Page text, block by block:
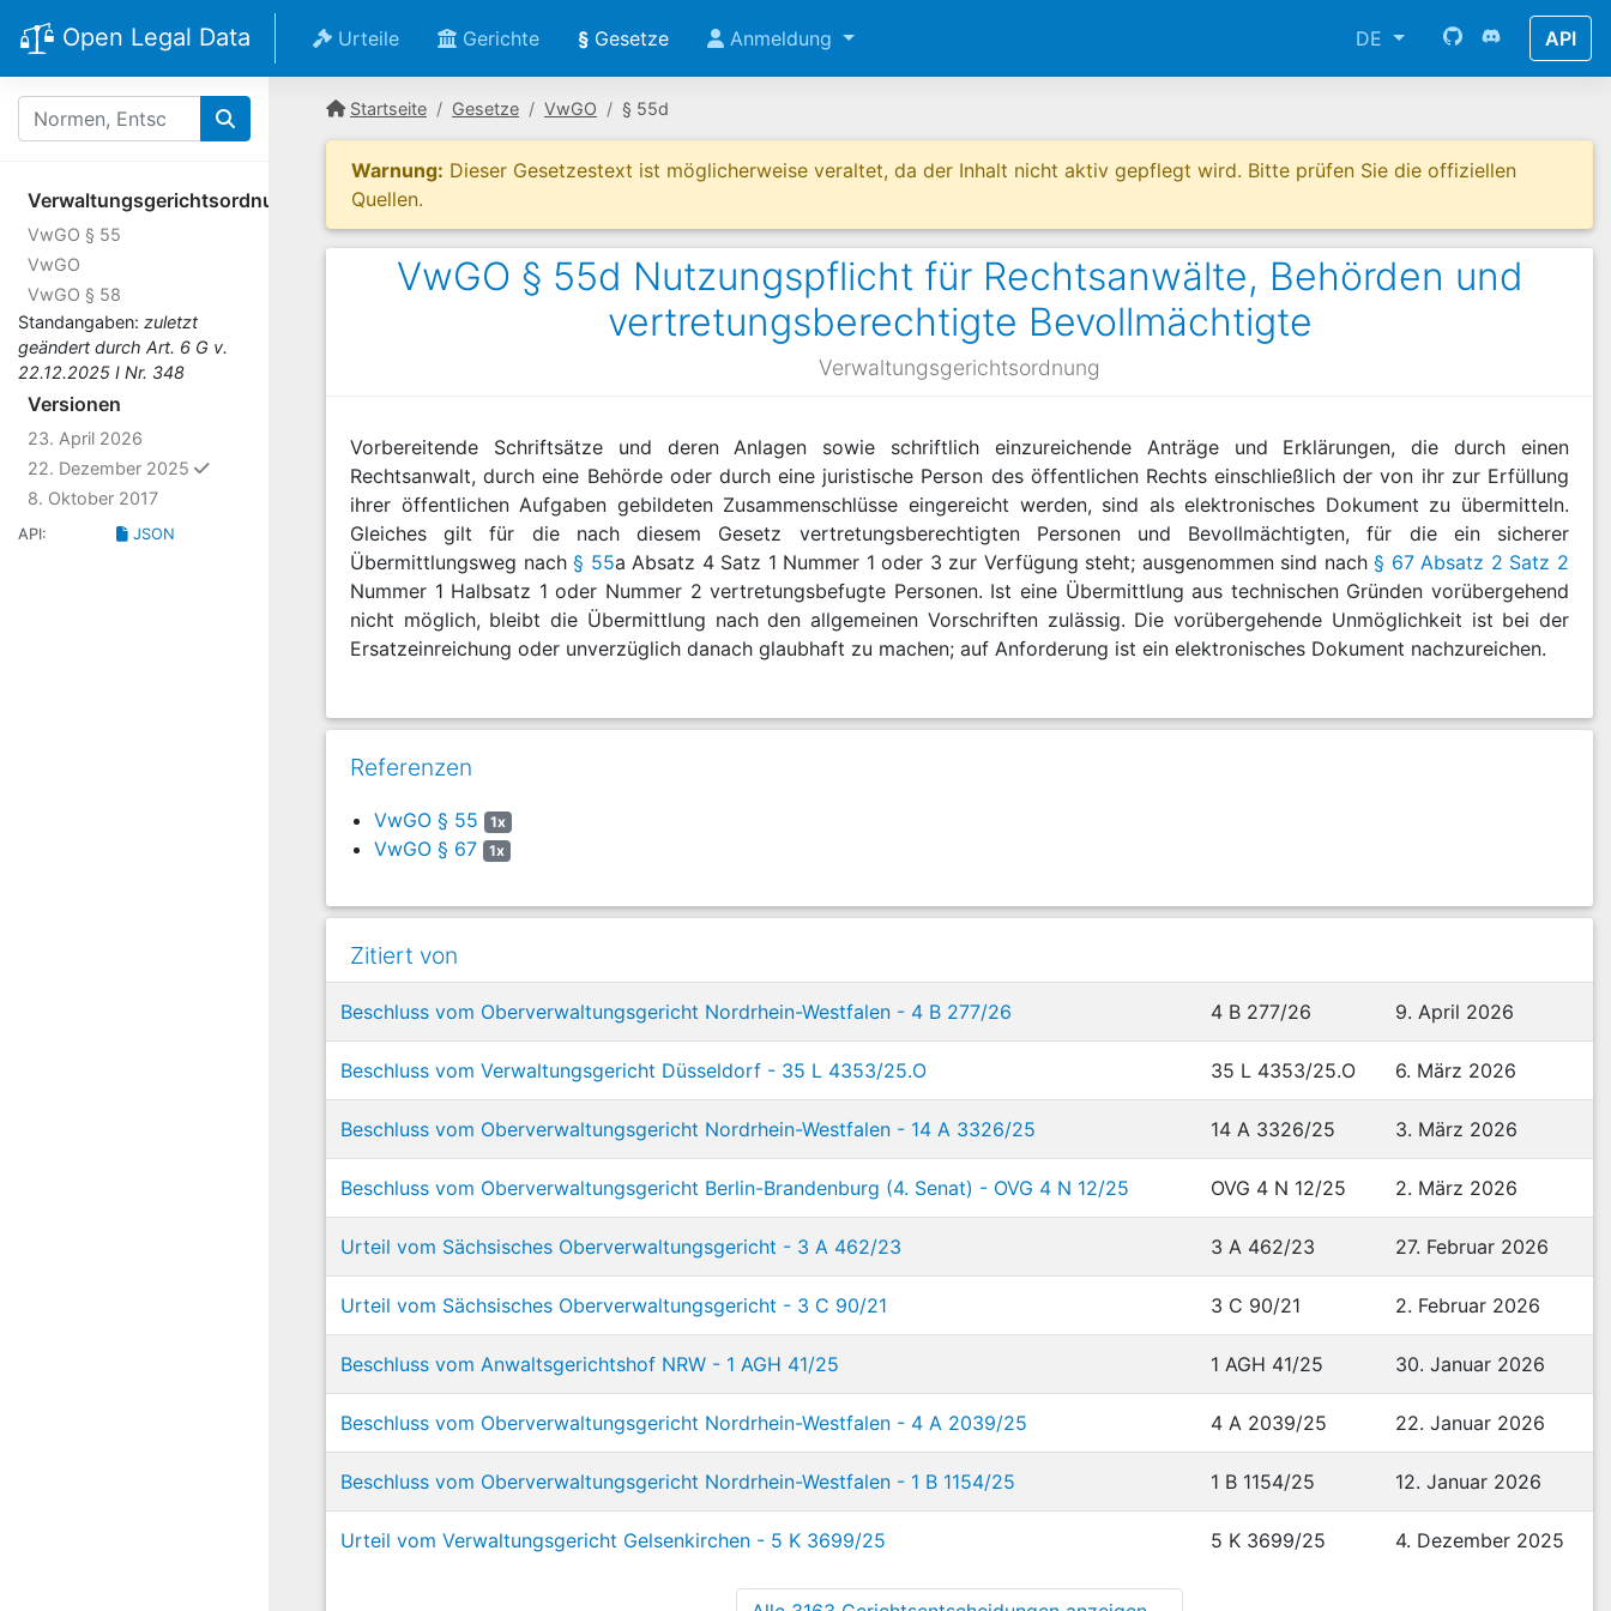
Open Legal Data Urteile Gerichte § Gesetze Anmeldung DE API
Verwaltungsgerichtsordnung
VwGO § 55
VwGO
VwGO § 58
Standangaben: zuletzt
geändert durch Art. 6 G v.
22.12.2025 I Nr. 348
Versionen
23. April 2026
22. Dezember 2025
ausgewählt
8. Oktober 2017
API: JSON
Startseite Gesetze VwGO § 55d
Warnung: Dieser Gesetzestext ist möglicherweise veraltet, da der Inhalt nicht aktiv gepflegt wird. Bitte prüfen Sie die offiziellen
Quellen.
VwGO § 55d Nutzungspflicht für Rechtsanwälte, Behörden und
vertretungsberechtigte Bevollmächtigte
Verwaltungsgerichtsordnung
Vorbereitende Schriftsätze und deren Anlagen sowie schriftlich einzureichende Anträge und Erklärungen, die durch einen
Rechtsanwalt, durch eine Behörde oder durch eine juristische Person des öffentlichen Rechts einschließlich der von ihr zur Erfüllung
ihrer öffentlichen Aufgaben gebildeten Zusammenschlüsse eingereicht werden, sind als elektronisches Dokument zu übermitteln.
Gleiches gilt für die nach diesem Gesetz vertretungsberechtigten Personen und Bevollmächtigten, für die ein sicherer
Übermittlungsweg nach§ 55a Absatz 4 Satz 1 Nummer 1 oder 3 zur Verfügung steht; ausgenommen sind nach§ 67 Absatz 2 Satz 2
Nummer 1 Halbsatz 1 oder Nummer 2 vertretungsbefugte Personen. Ist eine Übermittlung aus technischen Gründen vorübergehend
nicht möglich, bleibt die Übermittlung nach den allgemeinen Vorschriften zulässig. Die vorübergehende Unmöglichkeit ist bei der
Ersatzeinreichung oder unverzüglich danach glaubhaft zu machen; auf Anforderung ist ein elektronisches Dokument nachzureichen.
Referenzen
VwGO § 55 1x
VwGO § 67 1x
Zitiert von
Beschluss vom Oberverwaltungsgericht Nordrhein-Westfalen - 4 B 277/26 4 B 277/26 9. April 2026
Beschluss vom Verwaltungsgericht Düsseldorf - 35 L 4353/25.O 35 L 4353/25.O 6. März 2026
Beschluss vom Oberverwaltungsgericht Nordrhein-Westfalen - 14 A 3326/25 14 A 3326/25 3. März 2026
Beschluss vom Oberverwaltungsgericht Berlin-Brandenburg (4. Senat) - OVG 4 N 12/25 OVG 4 N 12/25 2. März 2026
Urteil vom Sächsisches Oberverwaltungsgericht - 3 A 462/23 3 A 462/23 27. Februar 2026
Urteil vom Sächsisches Oberverwaltungsgericht - 3 C 90/21 3 C 90/21 2. Februar 2026
Beschluss vom Anwaltsgerichtshof NRW - 1 AGH 41/25 1 AGH 41/25 30. Januar 2026
Beschluss vom Oberverwaltungsgericht Nordrhein-Westfalen - 4 A 2039/25 4 A 2039/25 22. Januar 2026
Beschluss vom Oberverwaltungsgericht Nordrhein-Westfalen - 1 B 1154/25 1 B 1154/25 12. Januar 2026
Urteil vom Verwaltungsgericht Gelsenkirchen - 5 K 3699/25 5 K 3699/25 4. Dezember 2025